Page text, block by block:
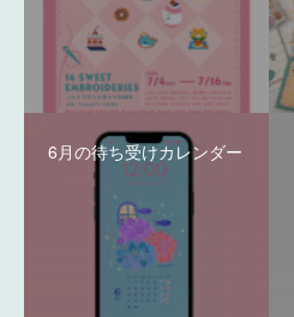
6月の待ち受けカレンダー